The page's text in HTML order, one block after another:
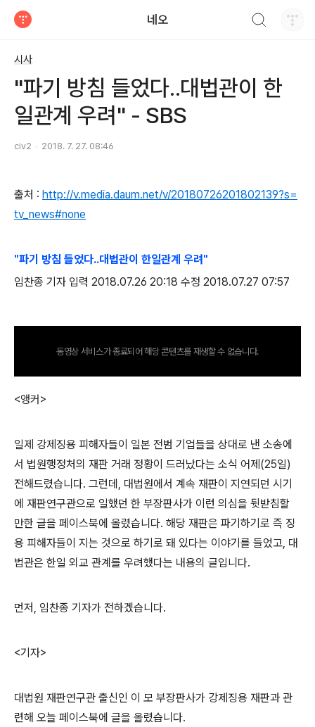
네오
시사
"파기 방침 들었다..대법관이 한
일관계 우려" - SBS
civ2 2018. 7. 27. 08:46
출처 : http://v.media.daum.net/v/20180726201802139?s=
tv_news#none
"파기 방침 들었다..대법관이 한일관계 우려"
임찬종 기자 입력 2018.07.26 20:18 수정 2018.07.27 07:57
동영상 서비스가 종료되어 해당 콘텐츠를 재생할 수 없습니다.
<앵커>
일제 강제징용 피해자들이 일본 전범 기업들을 상대로 낸 소송에
서 법원행정처의 재판 거래 정황이 드러났다는 소식 어제(25일)
전해드렸습니다. 그런데, 대법원에서 계속 재판이 지연되던 시기
에 재판연구관으로 일했던 한 부장판사가 이런 의심을 뒷받침할
만한 글을 페이스북에 올렸습니다. 해당 재판은 파기하기로 즉 징
용 피해자들이 지는 것으로 하기로 돼 있다는 이야기를 들었고, 대
법관은 한일 외교 관계를 우려했다는 내용의 글입니다.
먼저, 임찬종 기자가 전하겠습니다.
<기자>
대법원 재판연구관 출신인 이 모 부장판사가 강제징용 재판과 관
련해 오늘 페이스북에 글을 올렸습니다.